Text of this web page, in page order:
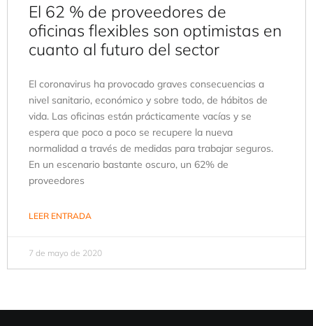
El 62 % de proveedores de
oficinas flexibles son optimistas en
cuanto al futuro del sector
El coronavirus ha provocado graves consecuencias a
nivel sanitario, económico y sobre todo, de hábitos de
vida. Las oficinas están prácticamente vacías y se
espera que poco a poco se recupere la nueva
normalidad a través de medidas para trabajar seguros.
En un escenario bastante oscuro, un 62% de
proveedores
LEER ENTRADA
7 de mayo de 2020